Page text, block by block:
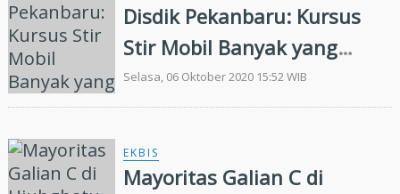
Disdik Pekanbaru: Kursus
Stir Mobil Banyak yang
Belum Punya Ijin
Selasa, 06 Oktober 2020 15:52 WIB
EKBIS
Mayoritas Galian C di